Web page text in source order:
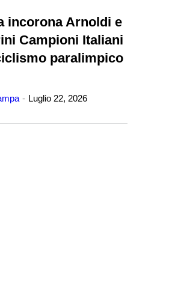
incorona Arnoldi e
Campioni Italiani
paralimpico
Luglio 22, 2026